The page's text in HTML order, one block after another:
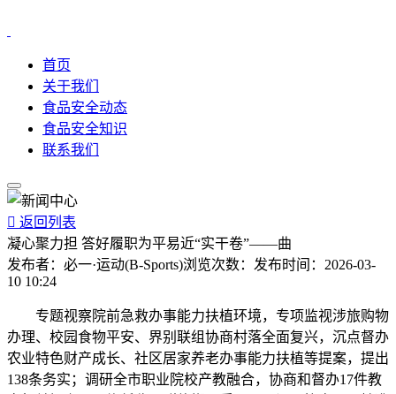
首页
关于我们
食品安全动态
食品安全知识
联系我们
 返回列表
凝心聚力担 答好履职为平易近“实干卷”——曲
发布者： 必一·运动(B-Sports)浏览次数： 发布时间： 2026-03-
10 10:24
专题视察院前急救办事能力扶植环境，专项监视涉旅购物
办理、校园食物平安、界别联组协商村落全面复兴，沉点督办
农业特色财产成长、社区居家养老办事能力扶植等提案，提出
138条务实；调研全市职业院校产教融合，协商和督办17件教